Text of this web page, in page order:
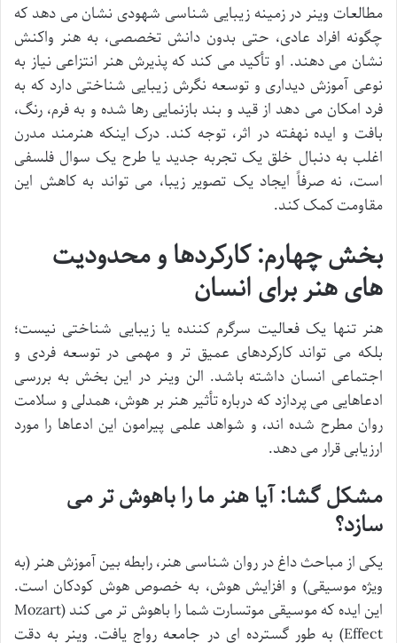
مطالعات وینر در زمینه زیبایی شناسی شهودی نشان می دهد که
چگونه افراد عادی، حتی بدون دانش تخصصی، به هنر واکنش
نشان می دهند. او تأکید می کند که پذیرش هنر انتزاعی نیاز به
نوعی آموزش دیداری و توسعه نگرش زیبایی شناختی دارد که به
فرد امکان می دهد از قید و بند بازنمایی رها شده و به فرم، رنگ،
بافت و ایده نهفته در اثر، توجه کند. درک اینکه هنرمند مدرن
اغلب به دنبال خلق یک تجربه جدید یا طرح یک سوال فلسفی
است، نه صرفاً ایجاد یک تصویر زیبا، می تواند به کاهش این
مقاومت کمک کند.
بخش چهارم: کارکردها و محدودیت
های هنر برای انسان
هنر تنها یک فعالیت سرگرم کننده یا زیبایی شناختی نیست؛
بلکه می تواند کارکردهای عمیق تر و مهمی در توسعه فردی و
اجتماعی انسان داشته باشد. الن وینر در این بخش به بررسی
ادعاهایی می پردازد که درباره تأثیر هنر بر هوش، همدلی و سلامت
روان مطرح شده اند، و شواهد علمی پیرامون این ادعاها را مورد
ارزیابی قرار می دهد.
مشکل گشا: آیا هنر ما را باهوش تر می
سازد؟
یکی از مباحث داغ در روان شناسی هنر، رابطه بین آموزش هنر (به
ویژه موسیقی) و افزایش هوش، به خصوص هوش کودکان است.
این ایده که موسیقی موتسارت شما را باهوش تر می کند (Mozart
Effect) به طور گسترده ای در جامعه رواج یافت. وینر به دقت